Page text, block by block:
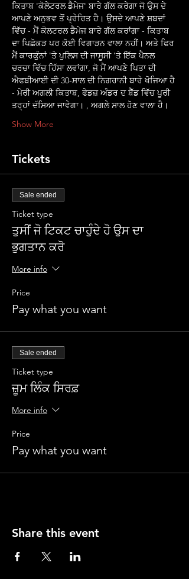
ਕਿਤਾਬ 'ਕੋਲੇਟਰਲ ਡੈਮੇਜ' ਬਾਰੇ ਗੱਲ ਕਰੇਗਾ ਜੋ ਉਸ ਦੇ
ਆਪਣੇ ਅਨੁਭਵ ਤੋਂ ਪ੍ਰੇਰਿਤ ਹੈ। ਉਸਦੇ ਆਪਣੇ ਸ਼ਬਦਾਂ
ਵਿੱਚ - ਮੈਂ ਕੋਲਟਰਲ ਡੈਮੇਜ ਬਾਰੇ ਗੱਲ ਕਰਾਂਗਾ - ਕਿਤਾਬ
ਦਾ ਪਿਛੋਕੜ ਪਰ ਕੋਈ ਵਿਗਾੜਨ ਵਾਲਾ ਨਹੀਂ। ਅਤੇ ਫਿਰ
ਮੈਂ ਕਾਰਕੁੰਨਾਂ 'ਤੇ ਪੁਲਿਸ ਦੀ ਜਾਸੂਸੀ 'ਤੇ ਇੱਕ ਪੈਨਲ
ਚਰਚਾ ਵਿੱਚ ਹਿੱਸਾ ਲਵਾਂਗਾ, ਜੋ ਮੈਂ ਆਪਣੇ ਪਿਤਾ ਦੀ
ਐਫਬੀਆਈ ਦੀ 30-ਸਾਲ ਦੀ ਨਿਗਰਾਨੀ ਬਾਰੇ ਖੋਜਿਆ ਹੈ
- ਮੇਰੀ ਅਗਲੀ ਕਿਤਾਬ, ਫੇਡਜ਼ ਅੰਡਰ ਦ ਬੈੱਡ ਵਿੱਚ ਪੂਰੀ
ਤਰ੍ਹਾਂ ਦੱਸਿਆ ਜਾਵੇਗਾ। , ਅਗਲੇ ਸਾਲ ਹੋਣ ਵਾਲਾ ਹੈ।
Show More
Tickets
Sale ended
Ticket type
ਤੁਸੀਂ ਜੋ ਟਿਕਟ ਚਾਹੁੰਦੇ ਹੋ ਉਸ ਦਾ
ਭੁਗਤਾਨ ਕਰੋ
More info
Price
Pay what you want
Sale ended
Ticket type
ਜ਼ੂਮ ਲਿੰਕ ਸਿਰਫ਼
More info
Price
Pay what you want
Share this event